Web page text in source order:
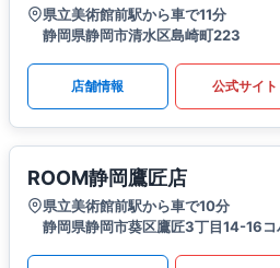
県立美術館前駅から車で11分
静岡県静岡市清水区島崎町223
店舗情報 公式サイト
ROOM静岡鷹匠店
県立美術館前駅から車で10分
静岡県静岡市葵区鷹匠3丁目14-16